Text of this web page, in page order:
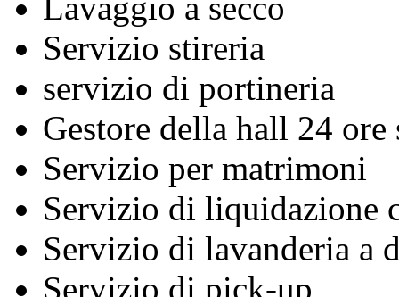
Lavaggio a secco
Servizio stireria
servizio di portineria
Gestore della hall 24 ore
Servizio per matrimoni
Servizio di liquidazione
Servizio di lavanderia a
Servizio di pick-up